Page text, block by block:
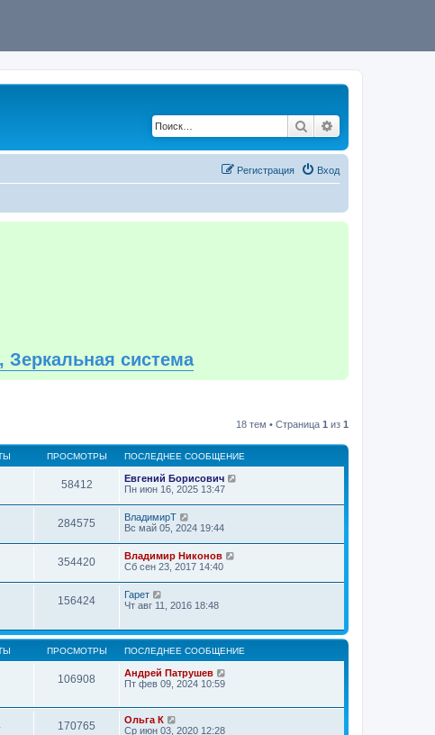
Поиск
Вход
Регистрация
Зеркальная система
18 тем • Страница 1 из 1
ПРОСМОТРЫ ПОСЛЕДНЕЕ СООБЩЕНИЕ
58412
Евгений Борисович
Пн июн 16, 2025 13:47
284575
ВладимирТ
Вс май 05, 2024 19:44
354420
Владимир Никонов
Сб сен 23, 2017 14:40
156424
Гарет
Чт авг 11, 2016 18:48
ПРОСМОТРЫ ПОСЛЕДНЕЕ СООБЩЕНИЕ
106908
Андрей Патрушев
Пт фев 09, 2024 10:59
170765
Ольга К
Ср июн 03, 2020 12:28